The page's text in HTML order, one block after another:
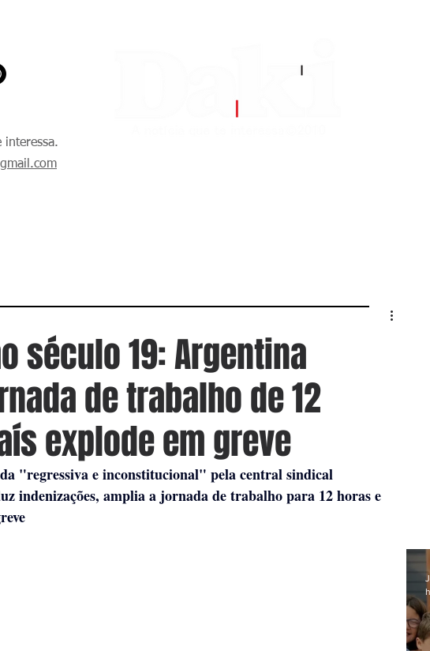
interessa.
século 19: Argentina
de trabalho de 12
explode em greve
"regressiva e inconstitucional" pela central sindical
indenizações, amplia a jornada de trabalho para 12 horas e